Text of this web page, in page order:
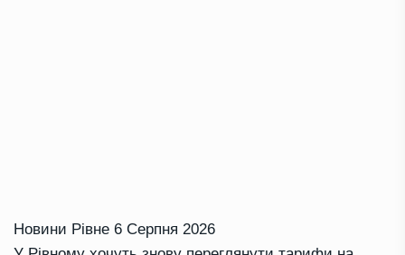
Новини Рівне 6 Серпня 2026